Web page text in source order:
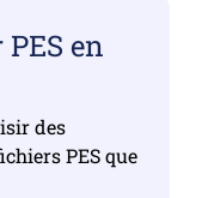
en
des
PES que